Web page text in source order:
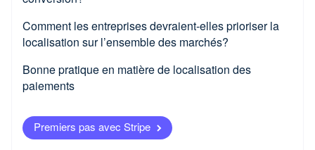
Inclure les modes de paiement locaux
Adopter un texte et une expérience utilisateur
localisés
Améliorer le site pour les appareils mobiles
Comment les entreprises devraient-elles prioriser la
localisation sur l’ensemble des marchés?
Commencer par les données existantes
Associer l’effort de localisation au potentiel de
revenus
Commencer à grande échelle, puis étudier dans le
Bonne pratique en matière de localisation des
paiements
Proposer les bons modes de paiement
Afficher les prix dans la devise locale
Premiers pas avec Stripe